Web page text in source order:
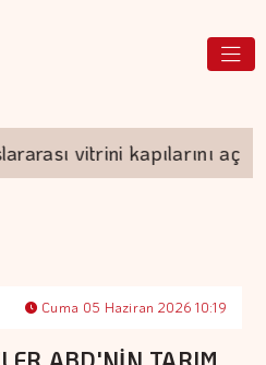
vitrini kapılarını açıyor
Cuma 05 Haziran 2026 10:19